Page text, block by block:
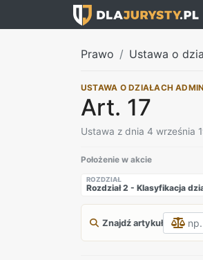
Prawo Ustawa o
USTAWA O DZIAŁACH
Art. 17
Ustawa z dnia 4 września
Położenie w akcie
ROZDZIAŁ
Znajdź artykuł